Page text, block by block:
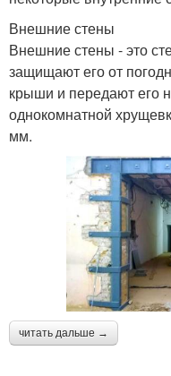
Внешние стены
Внешние стены - это
защищают его от
крыши и передают его
однокомнатной
мм.
читать дальше →